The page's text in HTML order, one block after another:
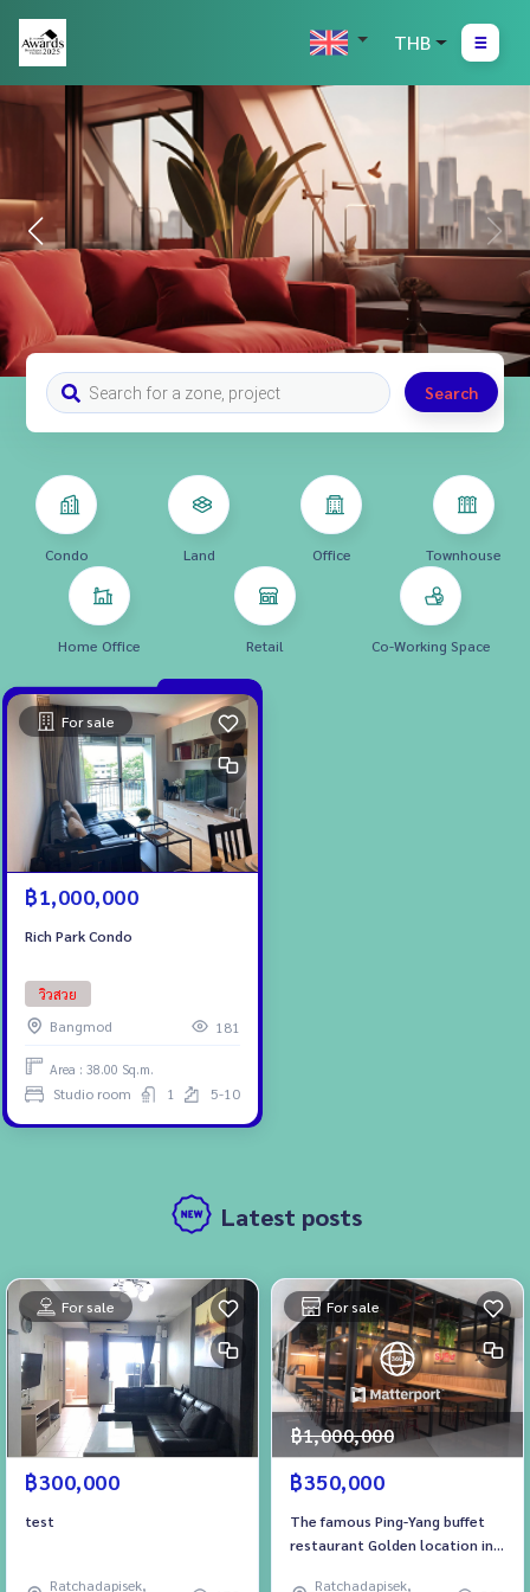
THB
Search
Condo Land Office Townhouse
Home Office Retail Co-Working Space
For sale
฿1,000,000
Rich Park Condo
วิวสวย
Bangmod
181
Area : 38.00 Sq.m.
Studio room 1 5-10
Latest posts
For sale
฿300,000
test
Ratchadapisek,
For sale
฿1,000,000
฿350,000
The famous Ping-Yang buffet
restaurant Golden location in
Ratchadapisek,